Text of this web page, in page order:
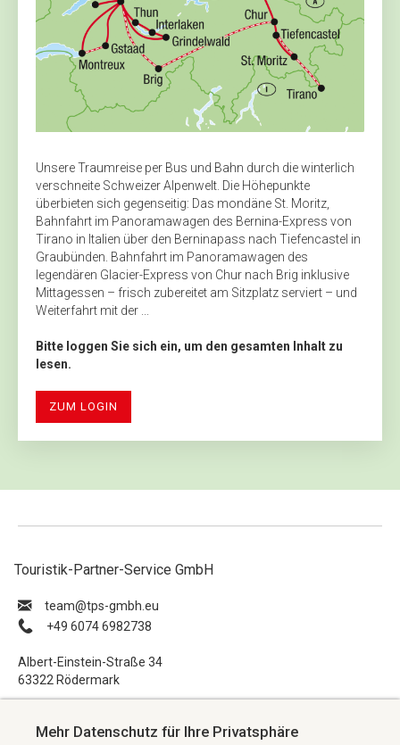
Unsere Traumreise per Bus und Bahn durch die winterlich
verschneite Schweizer Alpenwelt. Die Höhepunkte
überbieten sich gegenseitig: Das mondäne St. Moritz,
Bahnfahrt im Panoramawagen des Bernina-Express von
Tirano in Italien über den Berninapass nach Tiefencastel in
Graubünden. Bahnfahrt im Panoramawagen des
legendären Glacier-Express von Chur nach Brig inklusive
Mittagessen – frisch zubereitet am Sitzplatz serviert – und
Weiterfahrt mit der ...
Bitte loggen Sie sich ein, um den gesamten Inhalt zu
lesen.
ZUM LOGIN
Touristik-Partner-Service GmbH
ue.hbmg-spt@maet
+49 6074 6982738
Albert-Einstein-Straße 34
63322 Rödermark
Impressum
Mehr Datenschutz für Ihre Privatsphäre